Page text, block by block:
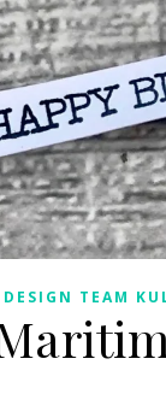
DESIGN TEAM